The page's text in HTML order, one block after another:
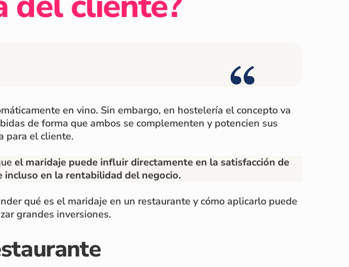
en vino. Sin embargo, en hostelería el concepto va
de forma que ambos se complementen y potencien sus
para el cliente.
el maridaje puede influir directamente en la satisfacción de
incluso en la rentabilidad del negocio.
qué es el maridaje en un restaurante y cómo aplicarlo puede
grandes inversiones.